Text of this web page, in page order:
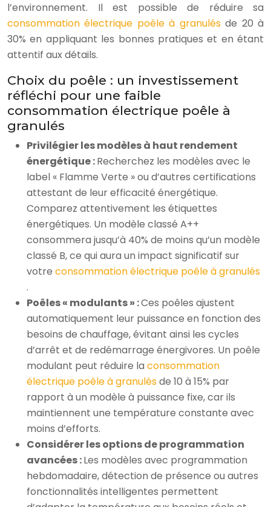
l’environnement. Il est possible de réduire sa
consommation électrique poêle à granulésde 20 à
30% en appliquant les bonnes pratiques et en étant
attentif aux détails.
Choix du poêle : un investissement
réfléchi pour une faible
consommation électrique poêle à
granulés
Privilégier les modèles à haut rendement
énergétique :Recherchez les modèles avec le
label « Flamme Verte » ou d’autres certifications
attestant de leur efficacité énergétique.
Comparez attentivement les étiquettes
énergétiques. Un modèle classé A++
consommera jusqu’à 40% de moins qu’un modèle
classé B, ce qui aura un impact significatif sur
votre consommation électrique poêle à granulés
.
Poêles « modulants » :Ces poêles ajustent
automatiquement leur puissance en fonction des
besoins de chauffage, évitant ainsi les cycles
d’arrêt et de redémarrage énergivores. Un poêle
modulant peut réduire la consommation
électrique poêle à granulésde 10 à 15% par
rapport à un modèle à puissance fixe, car ils
maintiennent une température constante avec
moins d’efforts.
Considérer les options de programmation
avancées :Les modèles avec programmation
hebdomadaire, détection de présence ou autres
fonctionnalités intelligentes permettent